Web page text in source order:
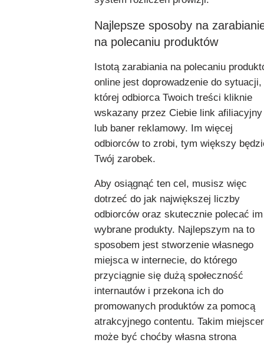
Najlepsze sposoby na
na polecaniu produktów
Istotą zarabiania na polecaniu
online jest doprowadzenie do sytuacji,
której odbiorca Twoich treści kliknie
wskazany przez Ciebie link afiliacyjny
lub baner reklamowy. Im więcej
odbiorców to zrobi, tym większy
Twój zarobek.
Aby osiągnąć ten cel, musisz więc
dotrzeć do jak największej liczby
odbiorców oraz skutecznie polecać im
wybrane produkty. Najlepszym na to
sposobem jest stworzenie własnego
miejsca w internecie, do którego
przyciągnie się dużą społeczność
internautów i przekona ich do
promowanych produktów za pomocą
atrakcyjnego contentu. Takim
może być choćby własna strona